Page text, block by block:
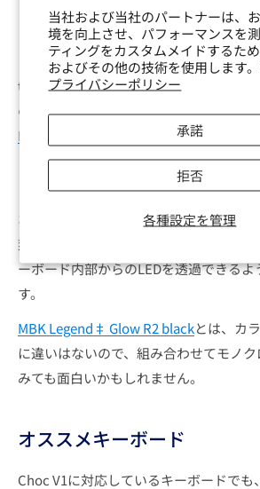
当社および当社のパートナーは、
境を向上させ、パフォーマンスを
ティングをカスタムメイドするた
およびその他の技術を使用します
プライバシーポリシー
各種設定を管理
承諾
拒否
スタッフメモ
tectonicplateによってデザインされた
のキーキャップです。
MBK Legend‡ Glow
の特徴を受け継ぎ
プされたことでベースカラーが白色に
白い表面は不透明のPU（ポリウレタン
おり、ツルツルとした質感となっていま
刻印（レジェンド）はレーザーによって
ーボード内部からのLEDを透過できる
す。
MBK Legend‡ Glow R2 blackとは、カ
に違いはないので、組み合わせてモノ
みても面白いかもしれません。
オススメキーボード
Choc V1に対応しているキーボードで